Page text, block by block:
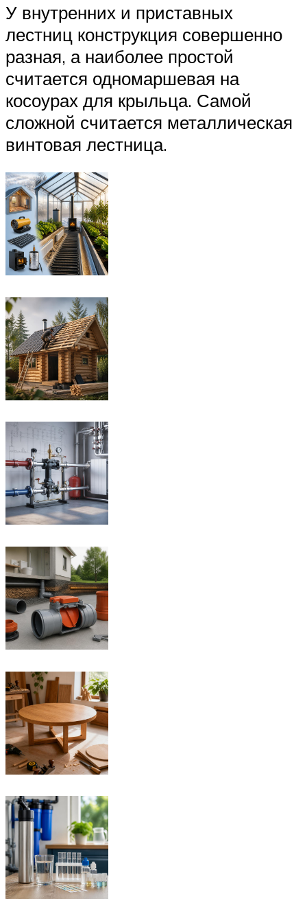
У внутренних и приставных
лестниц конструкция совершенно
разная, а наиболее простой
считается одномаршевая на
косоурах для крыльца. Самой
сложной считается металлическая
винтовая лестница.